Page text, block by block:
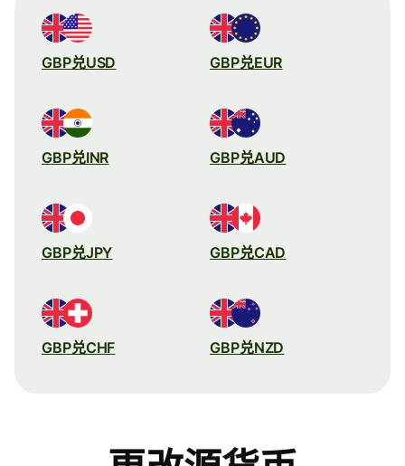
GBP兑USD GBP兑EUR
GBP兑INR GBP兑AUD
GBP兑JPY GBP兑CAD
GBP兑CHF GBP兑NZD